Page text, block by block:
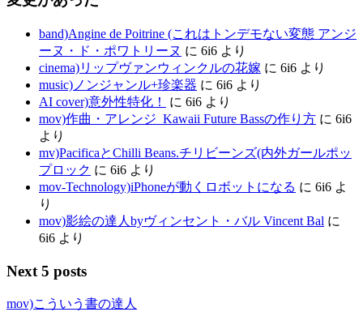
band)Angine de Poitrine (これはトンデモない変態 アンジ
ーヌ・ド・ポワトリーヌ に 6i6 より
cinema)リップヴァンウィンクルの花嫁 に 6i6 より
music)ノンジャンル+珍楽器 に 6i6 より
AI cover)意外性特化！
に 6i6 より
mov)作曲・アレンジ_Kawaii Future Bassの作り方 に 6i6
より
mv)PacificaとChilli Beans.チリビーンズ(内外ガールポッ
プロック に 6i6 より
mov-Technology)iPhoneが動くロボットになる に 6i6 よ
り
mov)影絵の達人byヴィンセント・バル Vincent Bal に
6i6 より
Next 5 posts
mov)こういう書の達人